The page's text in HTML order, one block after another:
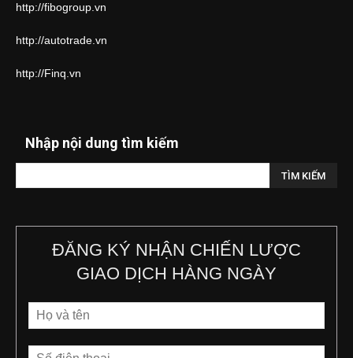
http://fibogroup.vn
http://autotrade.vn
http://Finq.vn
Nhập nội dung tìm kiếm
ĐĂNG KÝ NHẬN CHIẾN LƯỢC
GIAO DỊCH HÀNG NGÀY